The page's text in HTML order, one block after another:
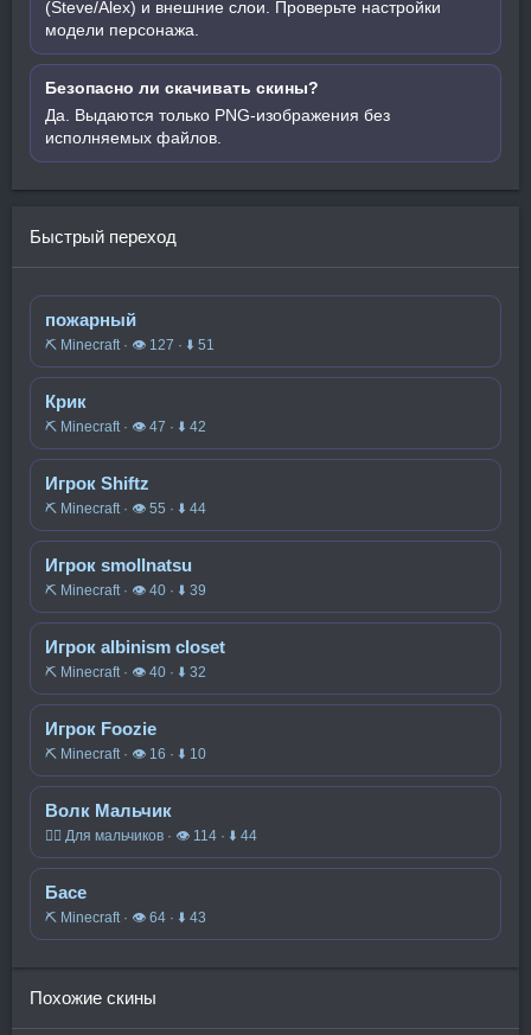
(Steve/Alex) и внешние слои. Проверьте настройки
модели персонажа.
Безопасно ли скачивать скины?
Да. Выдаются только PNG-изображения без
исполняемых файлов.
Быстрый переход
пожарный
⛏️ Minecraft · 👁 127 · ⬇ 51
Крик
⛏️ Minecraft · 👁 47 · ⬇ 42
Игрок Shiftz
⛏️ Minecraft · 👁 55 · ⬇ 44
Игрок smollnatsu
⛏️ Minecraft · 👁 40 · ⬇ 39
Игрок albinism closet
⛏️ Minecraft · 👁 40 · ⬇ 32
Игрок Foozie
⛏️ Minecraft · 👁 16 · ⬇ 10
Волк Мальчик
🧍‍♂️ Для мальчиков · 👁 114 · ⬇ 44
Басе
⛏️ Minecraft · 👁 64 · ⬇ 43
Похожие скины